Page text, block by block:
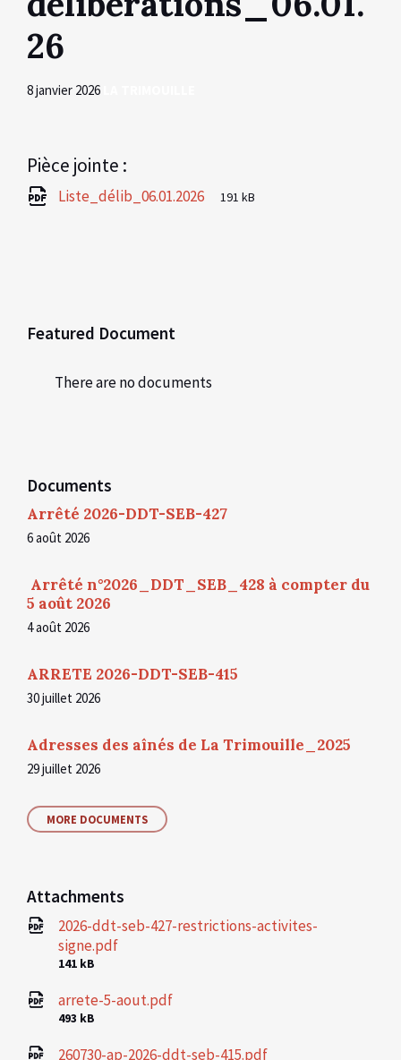
26
8 janvier 2026
Pièce jointe :
Liste_délib_06.01.2026
File
pdf
File
191 kB
Featured Document
There are no documents
Documents
Arrêté 2026-DDT-SEB-427
6 août 2026
Arrêté n°2026_DDT_SEB_428 à compter du
5 août 2026
4 août 2026
ARRETE 2026-DDT-SEB-415
30 juillet 2026
Adresses des aînés de La Trimouille_2025
29 juillet 2026
MORE DOCUMENTS
Attachments
2026-ddt-seb-427-restrictions-activites-
signe.pdf
File
141 kB
arrete-5-aout.pdf
File
493 kB
260730-ap-2026-ddt-seb-415.pdf